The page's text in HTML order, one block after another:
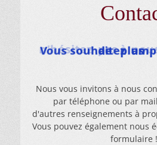
n'hésitez
Vous souhaitez
pas
de à
Nous vous invitons à nous
par téléphone ou par
d'autres renseignements à
Vous pouvez également nous
formulaire !